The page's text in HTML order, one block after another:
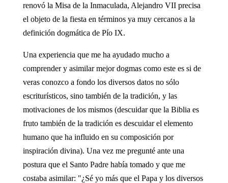
renovó la Misa de la Inmaculada, Alejandro VII precisa
el objeto de la fiesta en términos ya muy cercanos a la
definición dogmática de Pío IX.
Una experiencia que me ha ayudado mucho a
comprender y asimilar mejor dogmas como este es si de
veras conozco a fondo los diversos datos no sólo
escriturísticos, sino también de la tradición, y las
motivaciones de los mismos (descuidar que la Biblia es
fruto también de la tradición es descuidar el elemento
humano que ha influido en su composición por
inspiración divina). Una vez me pregunté ante una
postura que el Santo Padre había tomado y que me
costaba asimilar: "¿Sé yo más que el Papa y los diversos